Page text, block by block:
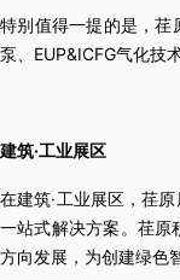
特别值得一提的是，
泵、EUP&ICFG气化技
建筑·工业展区
在建筑·工业展区，荏
一站式解决方案。荏原
方向发展，为创建绿色